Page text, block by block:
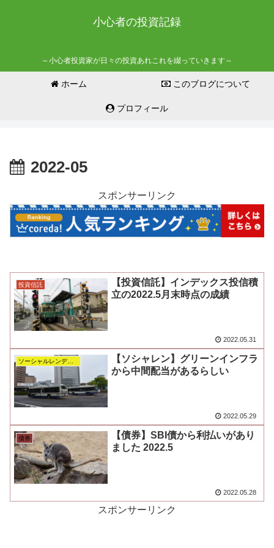
小心者の投資記録
～小心者投資家が日々の投資あれこれを綴っていきます～
ホーム このブログについて
プロフィール
2022-05
スポンサーリンク
投資信託
【投資信託】インデックス投信積
立の2022.5月末時点の成績
2022.05.31
ソーシャルレンディング
【ソシャレン】グリーンインフラ
から中間配当があるらしい
2022.05.29
債券
【債券】SBI債から利払いがあり
ました 2022.5
2022.05.28
スポンサーリンク